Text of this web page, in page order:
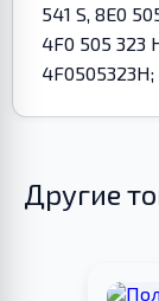
541 S, 8E0
4F0 505 323
4F0505323H;
Другие